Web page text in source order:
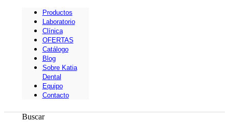
Productos
Laboratorio
Clínica
OFERTAS
Catálogo
Blog
Sobre Katia
Dental
Equipo
Contacto
Buscar